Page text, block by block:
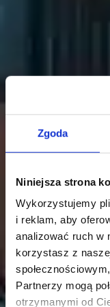
Zgoda
Niniejsza strona
Wykorzystujemy
i reklam, aby
analizować ruch w
korzystasz z
Partnerzy mogą
otrzymanymi od